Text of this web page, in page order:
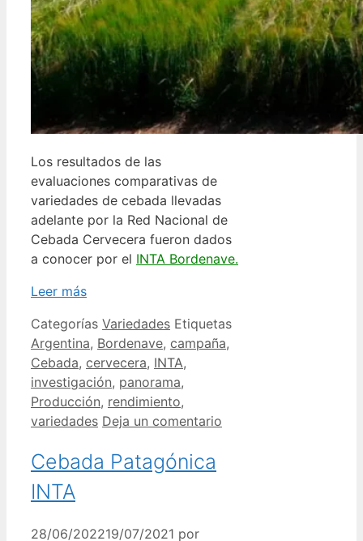
Los resultados de las
evaluaciones comparativas de
variedades de cebada llevadas
adelante por la Red Nacional de
Cebada Cervecera fueron dados
a conocer por el INTA Bordenave.
Leer más
Categorías Variedades Etiquetas
Argentina, Bordenave, campaña,
Cebada, cervecera, INTA,
investigación, panorama,
Producción, rendimiento,
variedades Deja un comentario
Cebada Patagónica
INTA
28/06/202219/07/2021 por